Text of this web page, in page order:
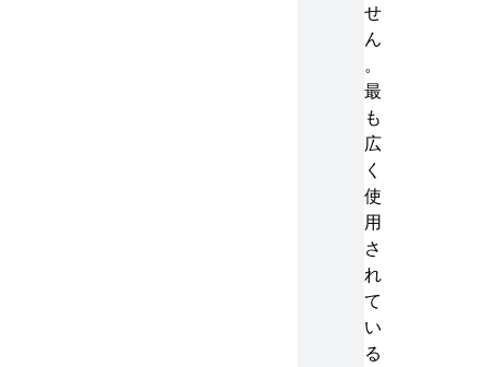
せ
ん
。
最
も
広
く
使
用
さ
れ
て
い
る